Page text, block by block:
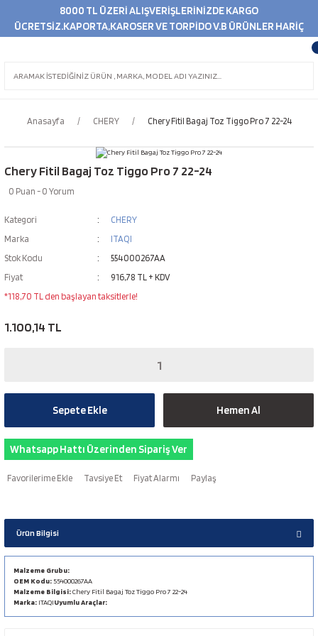
8000 TL ÜZERİ ALIŞVERİŞLERİNİZDE KARGO
ÜCRETSİZ.KAPORTA,KAROSER VE TORPİDO V.B ÜRÜNLER HARİÇ
Anasayfa CHERY Chery Fitil Bagaj Toz Tiggo Pro 7 22-24
Chery Fitil Bagaj Toz Tiggo Pro 7 22-24
0 Puan - 0 Yorum
Kategori
CHERY
Marka
ITAQI
Stok Kodu
554000267AA
Fiyat
916,78 TL + KDV
*118,70 TL den başlayan taksitlerle!
1.100,14 TL
Sepete Ekle Hemen Al
Whatsapp Hattı Üzerinden Sipariş Ver
Tavsiye Et Fiyat Alarmı Paylaş
Ürün Bilgisi
Malzeme Grubu:
OEM Kodu: 554000267AA
Malzeme Bilgisi:Chery Fitil Bagaj Toz Tiggo Pro 7 22-24
Marka: ITAQIUyumlu Araçlar: